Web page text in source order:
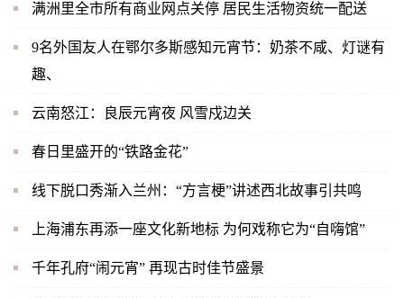
满洲里全市所有商业网点关停 居民生活物资统一配送
9名外国友人在鄂尔多斯感知元宵节：奶茶不咸、灯谜有
趣、
云南怒江：良辰元宵夜 风雪戍边关
春日里盛开的“铁路金花”
线下脱口秀渐入兰州：“方言梗”讲述西北故事引共鸣
上海浦东再添一座文化新地标 为何戏称它为“自嗨馆”
千年孔府“闹元宵” 再现古时佳节盛景